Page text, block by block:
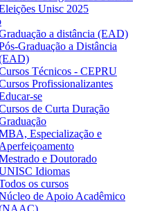
Unisc 2025
a distância (EAD)
Graduação a Distância
Técnicos - CEPRU
Profissionalizantes
se
de Curta Duração
Especialização e
Aperfeiçoamento
e Doutorado
Idiomas
os cursos
de Apoio Acadêmico